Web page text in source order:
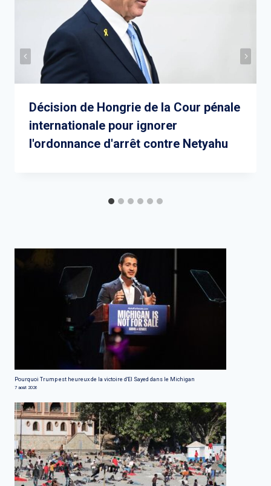
Décision de Hongrie de la Cour pénale
internationale pour ignorer
l'ordonnance d'arrêt contre Netyahu
Pourquoi Trump est heureux de la victoire d'El Sayed dans le Michigan
7 août 2026